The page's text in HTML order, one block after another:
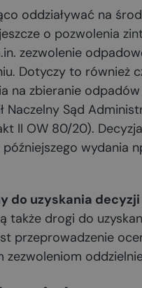
oddziaływać na
o pozwolenia
zezwolenie
Dotyczy to również
na zbieranie
Naczelny Sąd
II OW 80/20).
wydania
do uzyskania
także drogi do
przeprowadzenie